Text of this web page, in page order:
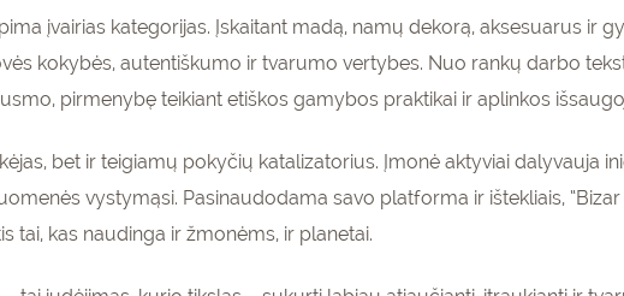
įvairias kategorijas. Įskaitant madą, namų dekorą, aksesuarus ir
kokybės, autentiškumo ir tvarumo vertybes. Nuo rankų darbo
pirmenybę teikiant etiškos gamybos praktikai ir aplinkos
bet ir teigiamų pokyčių katalizatorius. Įmonė aktyviai dalyvauja
vystymąsi. Pasinaudodama savo platforma ir ištekliais,
tai, kas naudinga ir žmonėms, ir planetai.